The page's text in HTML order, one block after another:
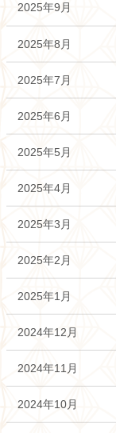
2025年9月
2025年8月
2025年7月
2025年6月
2025年5月
2025年4月
2025年3月
2025年2月
2025年1月
2024年12月
2024年11月
2024年10月